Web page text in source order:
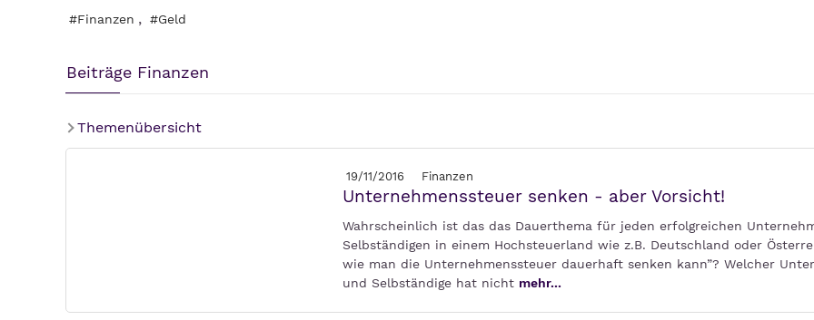
#Finanzen , #Geld
Beiträge Finanzen
Themenübersicht
19/11/2016 Finanzen
Unternehmenssteuer senken - aber Vorsicht!
Wahrscheinlich ist das das Dauerthema für jeden erfolgreichen
Selbständigen in einem Hochsteuerland wie z.B. Deutschland oder
wie man die Unternehmenssteuer dauerhaft senken kann”? Welcher
und Selbständige hat nicht mehr...